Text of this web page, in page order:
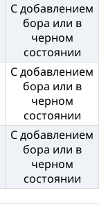
С добавлением
бора или в
черном
состоянии
С добавлением
бора или в
черном
состоянии
С добавлением
бора или в
черном
состоянии